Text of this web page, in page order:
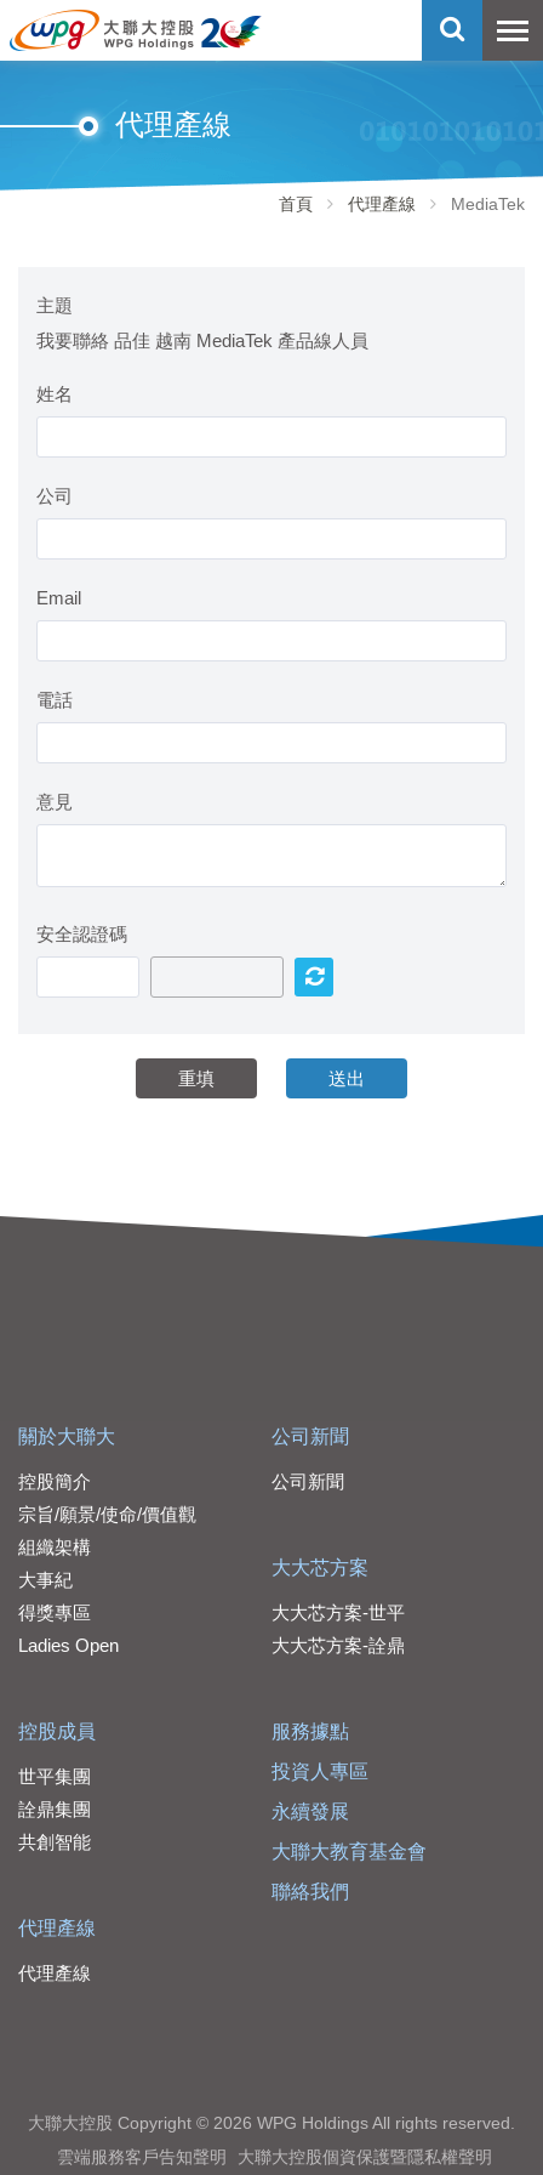
代理產線
首頁 代理產線 MediaTek
主題
我要聯絡 品佳 越南 MediaTek 產品線人員
姓名
公司
Email
電話
意見
安全認證碼
關於大聯大
控股簡介
宗旨/願景/使命/價值觀
組織架構
大事紀
得獎專區
Ladies Open
控股成員
世平集團
詮鼎集團
共創智能
代理產線
代理產線
公司新聞
公司新聞
大大芯方案
大大芯方案-世平
大大芯方案-詮鼎
服務據點
投資人專區
永續發展
大聯大教育基金會
聯絡我們
大聯大控股 Copyright © 2026 WPG Holdings All rights reserved.
雲端服務客戶告知聲明
大聯大控股個資保護暨隱私權聲明